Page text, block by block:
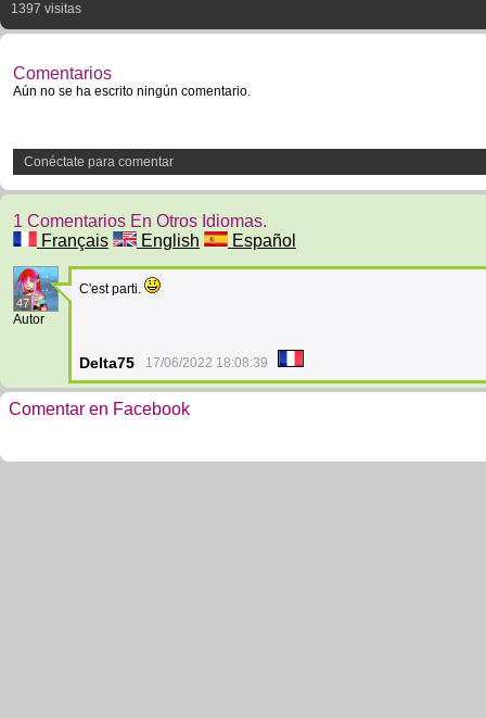
1397 visitas
Comentarios
Aún no se ha escrito ningún comentario.
Conéctate para comentar
1 Comentarios En Otros Idiomas.
Français
English Español
47
Autor
C'est parti.
Delta75 17/06/2022 18:08:39
Comentar en Facebook